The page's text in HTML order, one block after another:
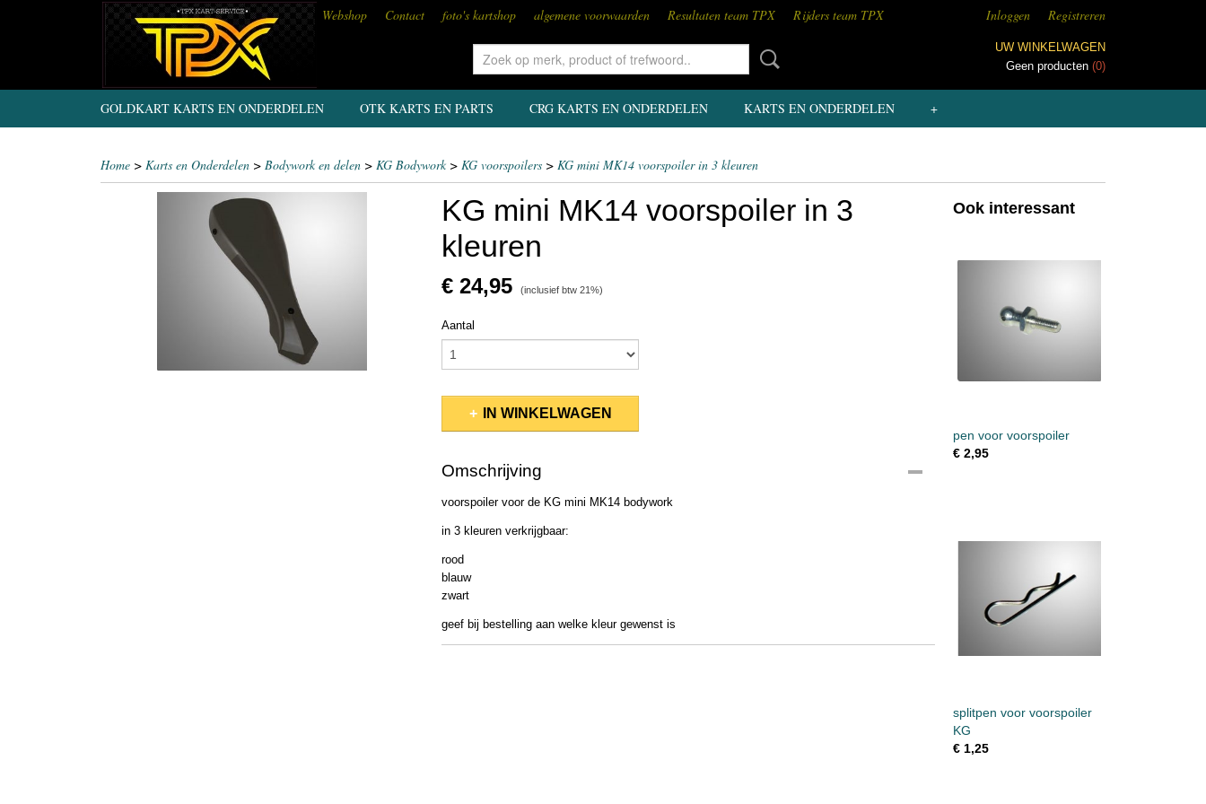
Webshop Contact foto's kartshop algemene voorwaarden Resultaten team TPX Rijders team TPX Inloggen Registreren
UW WINKELWAGEN
Geen producten (0)
GOLDKART KARTS EN ONDERDELEN OTK KARTS EN PARTS CRG KARTS EN ONDERDELEN KARTS EN ONDERDELEN +
Home > Karts en Onderdelen > Bodywork en delen > KG Bodywork> KG voorspoilers > KG mini MK14 voorspoiler in 3 kleuren
KG mini MK14 voorspoiler in 3
kleuren
€ 24,95 (inclusief btw 21%)
Aantal
IN WINKELWAGEN
Omschrijving
voorspoiler voor de KG mini MK14 bodywork
in 3 kleuren verkrijgbaar:
rood
blauw
zwart
geef bij bestelling aan welke kleur gewenst is
Ook interessant
pen voor voorspoiler
€ 2,95
splitpen voor voorspoiler
KG
€ 1,25